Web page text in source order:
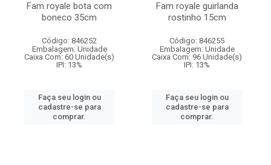
Fam royale bota com
boneco 35cm
Código: 846252
Embalagem: Unidade
Caixa Com: 60 Unidade(s)
IPI: 13%
Faça seu login ou
cadastre-se para
comprar.
Fam royale guirlanda
rostinho 15cm
Código: 846255
Embalagem: Unidade
Caixa Com: 96 Unidade(s)
IPI: 13%
Faça seu login ou
cadastre-se para
comprar.